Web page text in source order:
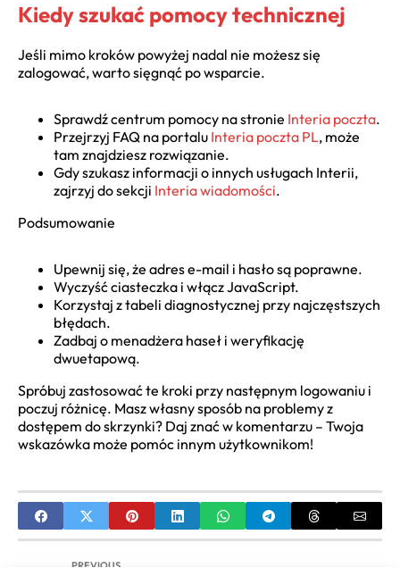
Kiedy szukać pomocy technicznej
Jeśli mimo kroków powyżej nadal nie możesz się
zalogować, warto sięgnąć po wsparcie.
Sprawdź centrum pomocy na stronie Interia poczta.
Przejrzyj FAQ na portalu Interia poczta PL, może
tam znajdziesz rozwiązanie.
Gdy szukasz informacji o innych usługach Interii,
zajrzyj do sekcji Interia wiadomości.
Podsumowanie
Upewnij się, że adres e-mail i hasło są poprawne.
Wyczyść ciasteczka i włącz JavaScript.
Korzystaj z tabeli diagnostycznej przy najczęstszych
błędach.
Zadbaj o menadżera haseł i weryfikację
dwuetapową.
Spróbuj zastosować te kroki przy następnym logowaniu i
poczuj różnicę. Masz własny sposób na problemy z
dostępem do skrzynki? Daj znać w komentarzu – Twoja
wskazówka może pomóc innym użytkownikom!